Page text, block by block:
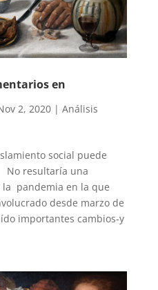
en
2, 2020| Análisis
social puede
No resultaría una
la pandemia en la que
desde marzo de
importantes cambios-y